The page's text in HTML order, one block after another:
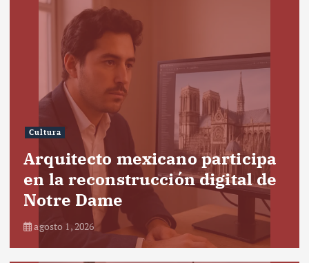
Cultura
Arquitecto mexicano participa
en la reconstrucción digital de
Notre Dame
agosto 1, 2026